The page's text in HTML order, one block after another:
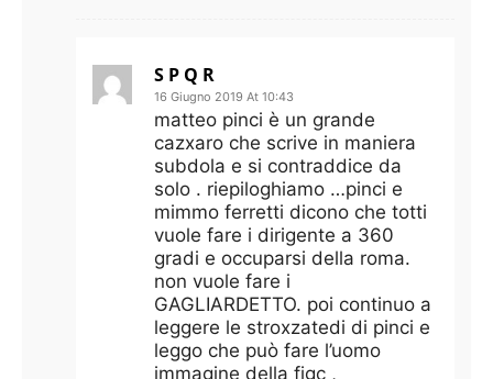
S P Q R
16 Giugno 2019 At 10:43
matteo pinci è un grande
cazxaro che scrive in maniera
subdola e si contraddice da
solo . riepiloghiamo …pinci e
mimmo ferretti dicono che totti
vuole fare i dirigente a 360
gradi e occuparsi della roma.
non vuole fare i
GAGLIARDETTO. poi continuo a
leggere le stroxzatedi di pinci e
leggo che può fare l’uomo
immagine della figc ,